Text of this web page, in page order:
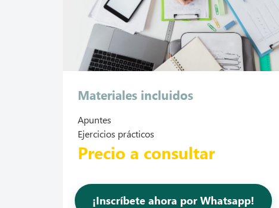
Materiales incluidos
Apuntes
Ejercicios prácticos
Precio a consultar
¡Inscríbete ahora por Whatsapp!